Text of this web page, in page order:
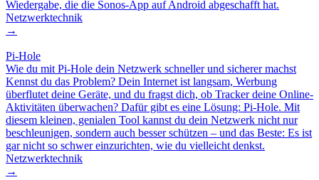
Wiedergabe, die die Sonos-App auf Android abgeschafft hat.
Netzwerktechnik
→
Pi-Hole
Wie du mit Pi-Hole dein Netzwerk schneller und sicherer machst
Kennst du das Problem? Dein Internet ist langsam, Werbung
überflutet deine Geräte, und du fragst dich, ob Tracker deine Online-
Aktivitäten überwachen? Dafür gibt es eine Lösung: Pi-Hole. Mit
diesem kleinen, genialen Tool kannst du dein Netzwerk nicht nur
beschleunigen, sondern auch besser schützen – und das Beste: Es ist
gar nicht so schwer einzurichten, wie du vielleicht denkst.
Netzwerktechnik
→